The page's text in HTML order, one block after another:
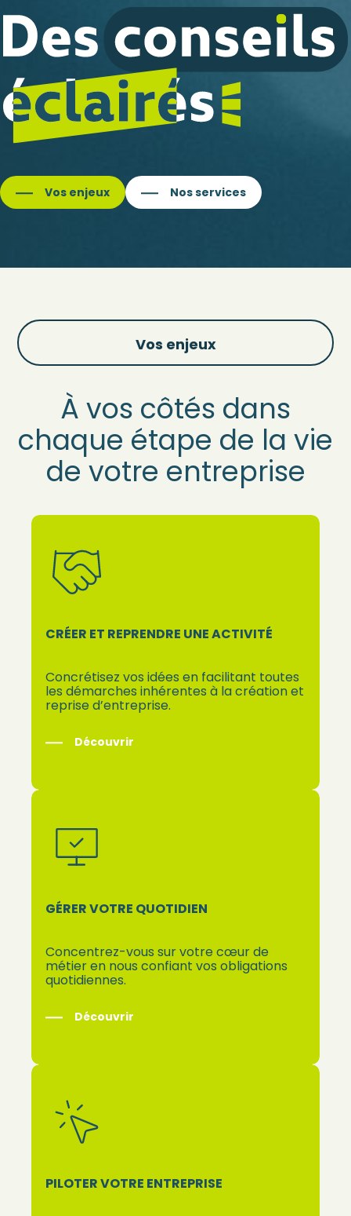
Vos enjeux Nos services
Vos enjeux
À vos côtés dans
chaque étape de la vie
de votre entreprise
CRÉER ET REPRENDRE UNE ACTIVITÉ
Concrétisez vos idées en facilitant toutes
les démarches inhérentes à la création et
reprise d’entreprise.
Découvrir
GÉRER VOTRE QUOTIDIEN
Concentrez-vous sur votre cœur de
métier en nous confiant vos obligations
quotidiennes.
Découvrir
PILOTER VOTRE ENTREPRISE